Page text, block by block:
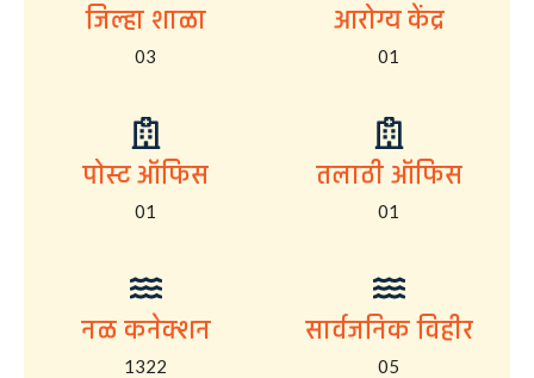
जिल्हा शाळा
03
आरोग्य केंद्र
01
पोस्ट ऑफिस
01
तलाठी ऑफिस
01
नळ कनेक्शन
1322
सार्वजनिक विहीर
05